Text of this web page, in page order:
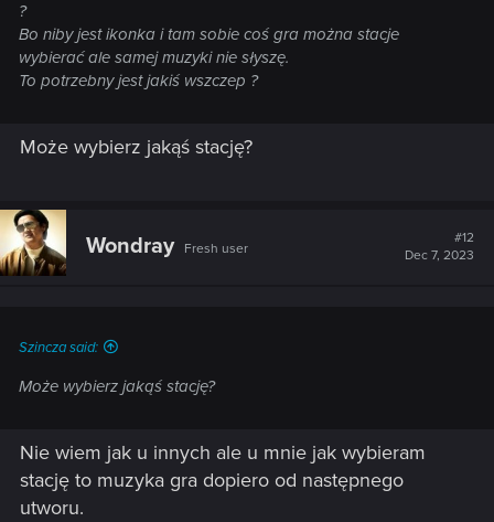
?
Bo niby jest ikonka i tam sobie coś gra można stacje
wybierać ale samej muzyki nie słyszę.
To potrzebny jest jakiś wszczep ?
Może wybierz jakąś stację?
Wondray Fresh user
#12
Dec 7, 2023
Szincza said:
Może wybierz jakąś stację?
Nie wiem jak u innych ale u mnie jak wybieram
stację to muzyka gra dopiero od następnego
utworu.